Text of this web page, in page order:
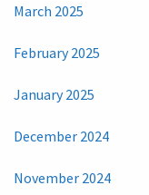
March 2025
February 2025
January 2025
December 2024
November 2024